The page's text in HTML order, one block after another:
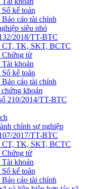
kế toán
cáo tài chính
siêu nhỏ
2018/TT-BTC
CT, TK, SKT, BCTC
từ
khoản
kế toán
cáo tài chính
khoán
210/2014/TT-BTC
chính sự nghiệp
2017/TT-BTC
CT, TK, SKT, BCTC
từ
khoản
kế toán
cáo tài chính